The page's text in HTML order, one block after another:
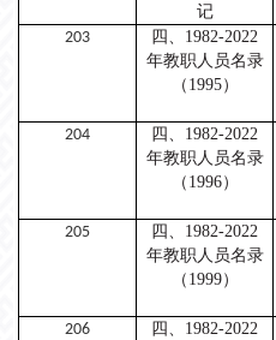
记
203 四、 1982-2022
年教职人员名录
（1995）
204 四、 1982-2022
年教职人员名录
（1996）
205 四、 1982-2022
年教职人员名录
（1999）
206 四、 1982-2022